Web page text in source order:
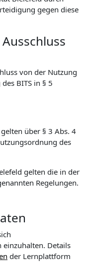
gegen diese
von der Nutzung
BITS in § 5
über § 3 Abs. 4
des
gelten die in der
Regelungen.
Details
der Lernplattform